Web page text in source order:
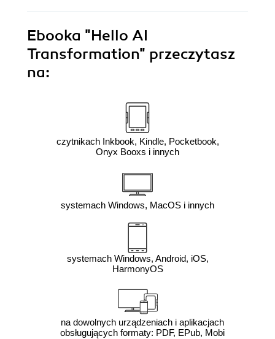
Ebooka "Hello AI
Transformation" przeczytasz
na:
czytnikach Inkbook, Kindle, Pocketbook,
Onyx Booxs i innych
systemach Windows, MacOS i innych
systemach Windows, Android, iOS,
HarmonyOS
na dowolnych urządzeniach i aplikacjach
obsługujących formaty: PDF, EPub, Mobi